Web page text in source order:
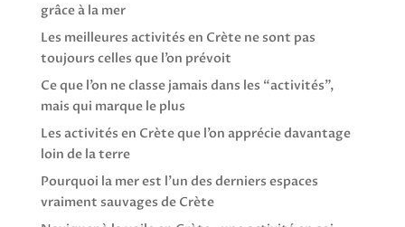
grâce à la mer
Les meilleures activités en Crète ne sont pas
toujours celles que l’on prévoit
Ce que l’on ne classe jamais dans les “activités”,
mais qui marque le plus
Les activités en Crète que l’on apprécie davantage
loin de la terre
Pourquoi la mer est l’un des derniers espaces
vraiment sauvages de Crète